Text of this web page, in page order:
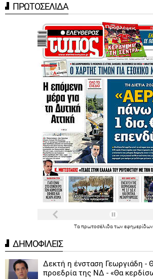
ΠΡΩΤΟΣΕΛΙΔΑ
Τα πρωτοσέλιδα τωνεφημερίδων
ΔΗΜΟΦΙΛΕΙΣ
Δεκτή η ένσταση Γεωργιάδη -
προεδρία της ΝΔ - «Θα